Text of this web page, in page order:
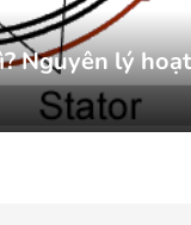
Nguyên lý